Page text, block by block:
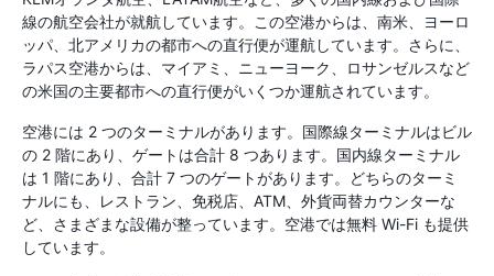
線の航空会社が就航しています。この空港からは、南米、ヨーロ
ッパ、北アメリカの都市への直行便が運航しています。さらに、
ラパス空港からは、マイアミ、ニューヨーク、ロサンゼルスなど
の米国の主要都市への直行便がいくつか運航されています。
空港には 2 つのターミナルがあります。国際線ターミナルはビル
の 2 階にあり、ゲートは合計 8 つあります。国内線ターミナル
は 1 階にあり、合計 7 つのゲートがあります。どちらのターミ
ナルにも、レストラン、免税店、ATM、外貨両替カウンターな
ど、さまざまな設備が整っています。空港では無料 Wi-Fi も提供
しています。